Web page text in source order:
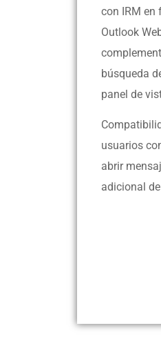
con IRM en
Outlook
búsqueda
panel de
usuarios
abrir
adicional